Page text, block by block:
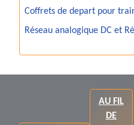
Coffrets de depart pour
Réseau analogique DC et
AU FIL
DE